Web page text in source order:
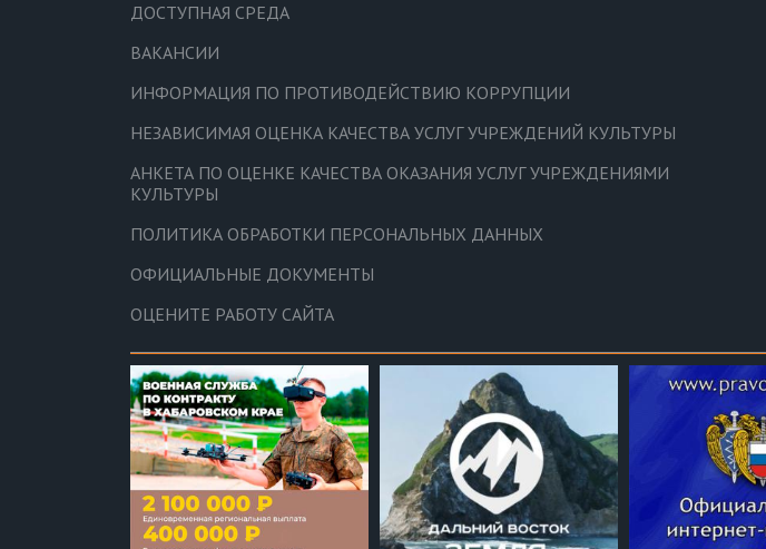
ДОСТУПНАЯ СРЕДА
ВАКАНСИИ
ИНФОРМАЦИЯ ПО ПРОТИВОДЕЙСТВИЮ КОРРУПЦИИ
НЕЗАВИСИМАЯ ОЦЕНКА КАЧЕСТВА УСЛУГ УЧРЕЖДЕНИЙ КУЛЬТУРЫ
АНКЕТА ПО ОЦЕНКЕ КАЧЕСТВА ОКАЗАНИЯ УСЛУГ УЧРЕЖДЕНИЯМИ
КУЛЬТУРЫ
ПОЛИТИКА ОБРАБОТКИ ПЕРСОНАЛЬНЫХ ДАННЫХ
ОФИЦИАЛЬНЫЕ ДОКУМЕНТЫ
ОЦЕНИТЕ РАБОТУ САЙТА